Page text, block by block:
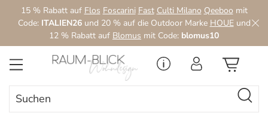
Zum Hauptinhalt springen
15 % Rabatt auf Flos Foscarini Fast Culti Milano Qeeboo mit
Code: ITALIEN26und 20 % auf die Outdoor Marke HOUEund
12 % Rabatt auf Blomus mit Code: blomus10